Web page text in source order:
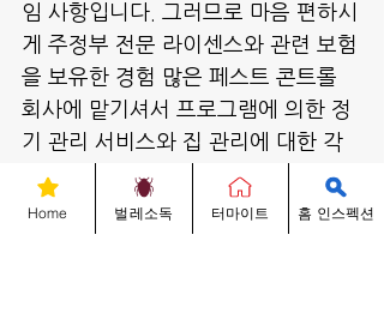
임 사항입니다. 그러므로 마음 편하시
게 주정부 전문 라이센스와 관련 보험
을 보유한 경험 많은 페스트 콘트롤
회사에 맡기셔서 프로그램에 의한 정
기 관리 서비스와 집 관리에 대한 각
종 어드바이스를 받으시기를 적극 권
해 드립니다.
벌레에 대한 문의 사항은 성실하게 답
Home 벌레소독 터마이트 홈 인스펙션